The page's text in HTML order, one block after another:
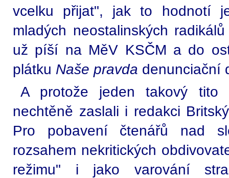
vcelku přijat", jak to hodnotí
mladých neostalinských
už píší na MěV KSČM a do
plátku Naše pravda denunciační
A protože jeden takový tito
nechtěně zaslali i redakci
Pro pobavení čtenářů nad
rozsahem nekritických
režimu" i jako varování